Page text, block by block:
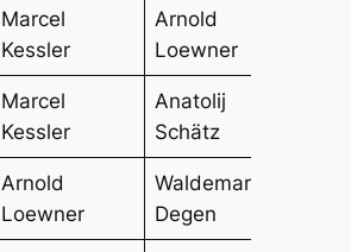
Marcel
Kessler
Arnold
Loewner
Marcel
Kessler
Anatolij
Schätz
Arnold
Loewner
Waldemar
Degen